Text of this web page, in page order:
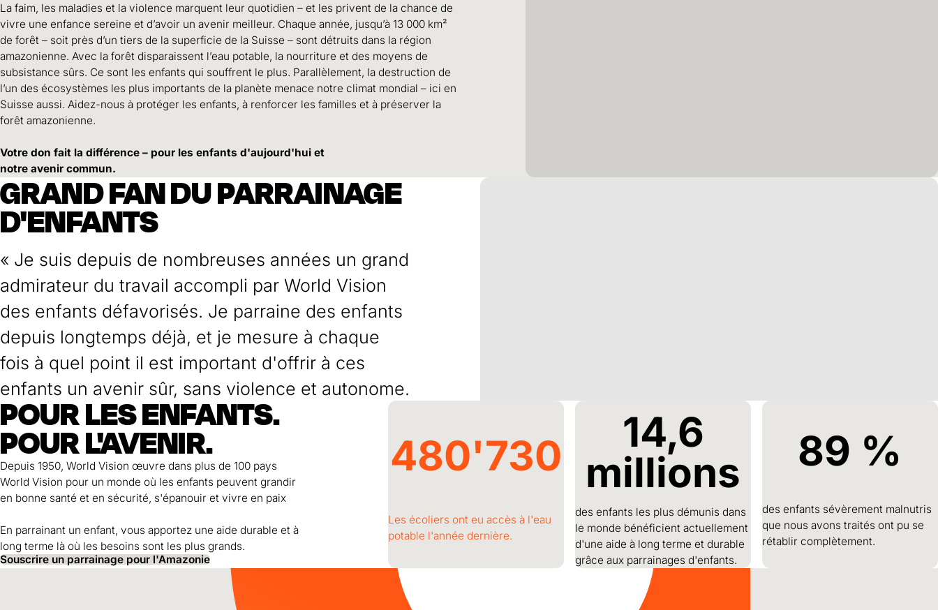
La faim, les maladies et la violence marquent leur quotidien – et les privent de la chance de
vivre une enfance sereine et d’avoir un avenir meilleur. Chaque année, jusqu’à 13 000 km²
de forêt – soit près d’un tiers de la superficie de la Suisse – sont détruits dans la région
amazonienne. Avec la forêt disparaissent l’eau potable, la nourriture et des moyens de
subsistance sûrs. Ce sont les enfants qui souffrent le plus. Parallèlement, la destruction de
l’un des écosystèmes les plus importants de la planète menace notre climat mondial – ici en
Suisse aussi. Aidez-nous à protéger les enfants, à renforcer les familles et à préserver la
forêt amazonienne.
Votre don fait la différence – pour les enfants d'aujourd'hui et
notre avenir commun.
GRAND FAN DU PARRAINAGE
D'ENFANTS
« Je suis depuis de nombreuses années un grand
admirateur du travail accompli par World Vision
des enfants défavorisés. Je parraine des enfants
depuis longtemps déjà, et je mesure à chaque
fois à quel point il est important d'offrir à ces
enfants un avenir sûr, sans violence et autonome.
Ce travail mérite mon plus profond respect. »
Andy Fischer
Directeur commercial chez Energy Media AG, parrain de longue date d'un enfant
POUR LES ENFANTS.
POUR L'AVENIR.
Depuis 1950, World Vision œuvre dans plus de 100 pays
World Vision pour un monde où les enfants peuvent grandir
en bonne santé et en sécurité, s'épanouir et vivre en paix
En parrainant un enfant, vous apportez une aide durable et à
long terme là où les besoins sont les plus grands.
Souscrire un parrainage pour l'Amazonie
480'730
Les écoliers ont eu accès à l'eau
potable l'année dernière.
14,6
millions
des enfants les plus démunis dans
le monde bénéficient actuellement
d'une aide à long terme et durable
grâce aux parrainages d'enfants.
89 %
des enfants sévèrement malnutris
que nous avons traités ont pu se
rétablir complètement.